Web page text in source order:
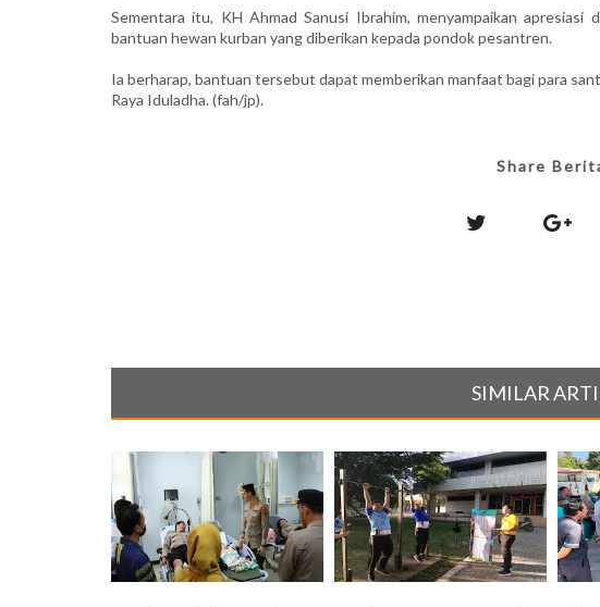
Sementara itu, KH Ahmad Sanusi Ibrahim, menyampaikan
bantuan hewan kurban yang diberikan kepada pondok pesantren.
Ia berharap, bantuan tersebut dapat memberikan manfaat bagi para
Raya Iduladha. (fah/jp).
Share
SIMILAR